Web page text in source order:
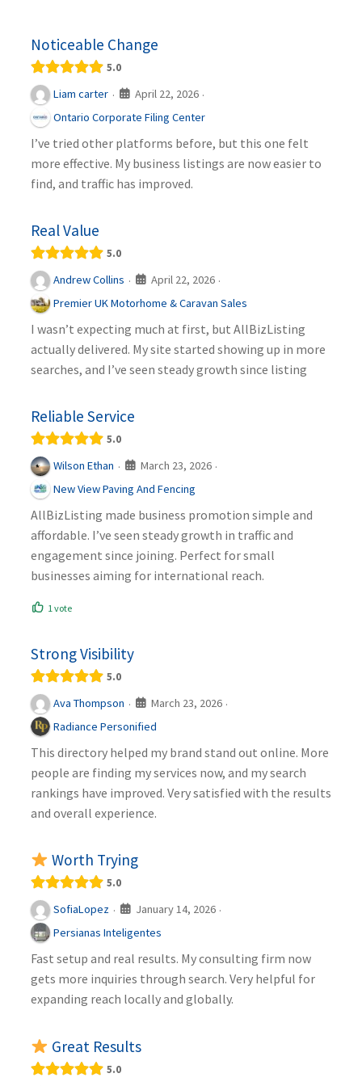
Noticeable Change
5.0
Liam carter · April 22, 2026 ·
Ontario Corporate Filing Center
I’ve tried other platforms before, but this one felt
more effective. My business listings are now easier to
find, and traffic has improved.
Real Value
5.0
Andrew Collins · April 22, 2026 ·
Premier UK Motorhome & Caravan Sales
I wasn’t expecting much at first, but AllBizListing
actually delivered. My site started showing up in more
searches, and I’ve seen steady growth since listing
Reliable Service
5.0
Wilson Ethan · March 23, 2026 ·
New View Paving And Fencing
AllBizListing made business promotion simple and
affordable. I’ve seen steady growth in traffic and
engagement since joining. Perfect for small
businesses aiming for international reach.
1 vote
Strong Visibility
5.0
Ava Thompson · March 23, 2026 ·
Radiance Personified
This directory helped my brand stand out online. More
people are finding my services now, and my search
rankings have improved. Very satisfied with the results
and overall experience.
Worth Trying
5.0
SofiaLopez · January 14, 2026 ·
Persianas Inteligentes
Fast setup and real results. My consulting firm now
gets more inquiries through search. Very helpful for
expanding reach locally and globally.
Great Results
5.0